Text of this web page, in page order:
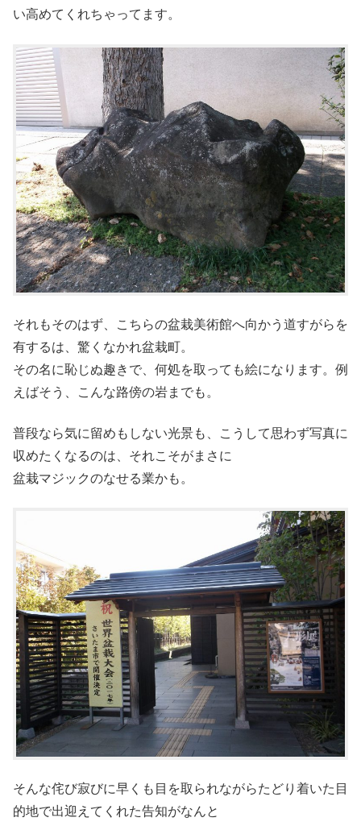
い高めてくれちゃってます。
それもそのはず、こちらの盆栽美術館へ向かう道すがらを
有するは、驚くなかれ盆栽町。
その名に恥じぬ趣きで、何処を取っても絵になります。例
えばそう、こんな路傍の岩までも。
普段なら気に留めもしない光景も、こうして思わず写真に
収めたくなるのは、それこそがまさに
盆栽マジックのなせる業かも。
そんな侘び寂びに早くも目を取られながらたどり着いた目
的地で出迎えてくれた告知がなんと